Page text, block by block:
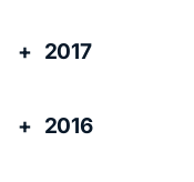
2017
2016